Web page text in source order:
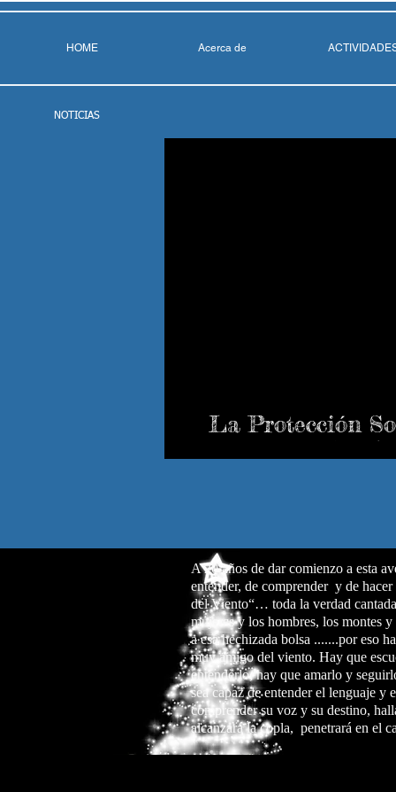
HOME Acerca de
NOTICIAS
A 20 años de dar comienzo a esta
entender, de comprender y de
del Viento“… toda la verdad
mujeres y los hombres, los montes
a esa hechizada bolsa .......por eso
muy amigo del viento. Hay que
entenderlo, hay que amarlo y
sea capaz de entender el lenguaje y
comprender su voz y su destino,
alcanzará la copla, penetrará en el
La Protección